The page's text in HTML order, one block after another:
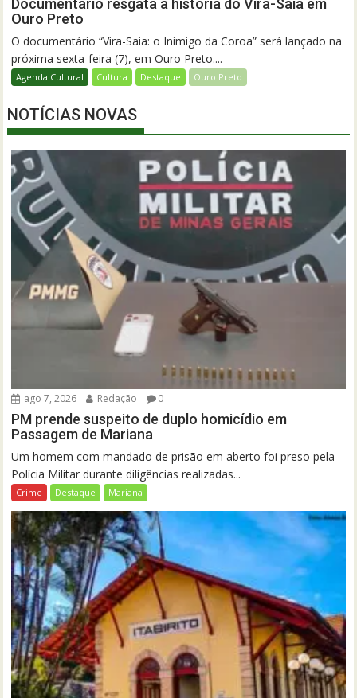
Documentário resgata a história do Vira-Saia em
Ouro Preto
O documentário “Vira-Saia: o Inimigo da Coroa” será lançado na
próxima sexta-feira (7), em Ouro Preto....
Agenda Cultural Cultura Destaque Ouro Preto
NOTÍCIAS NOVAS
ago 7, 2026 Redação 0
PM prende suspeito de duplo homicídio em
Passagem de Mariana
Um homem com mandado de prisão em aberto foi preso pela
Polícia Militar durante diligências realizadas...
Crime Destaque Mariana